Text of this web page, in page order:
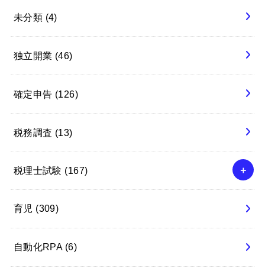
未分類 (4)
独立開業 (46)
確定申告 (126)
税務調査 (13)
税理士試験 (167)
育児 (309)
自動化RPA (6)